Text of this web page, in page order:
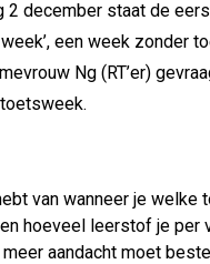
2 december staat de
een week zonder
Ng (RT’er)
van wanneer je welke
hoeveel leerstof je per
aandacht moet